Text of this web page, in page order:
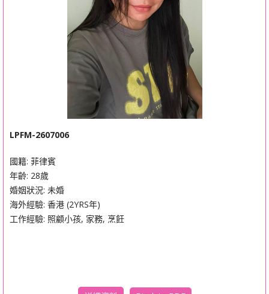
LPFM-2607006
國籍: 菲律賓
年齡: 28歲
婚姻狀況: 未婚
海外經驗: 香港 (2YRS年)
工作經驗: 照顧小孩, 家務, 烹飪